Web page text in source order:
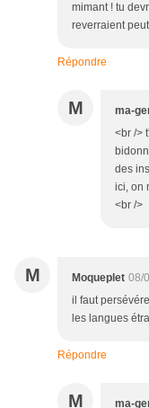
mimant ! tu
reverraient
Répondre
M ma-
<br />
des
ici, on
<br />
M Moqueplet 08/
il faut
les langues
Répondre
M ma-